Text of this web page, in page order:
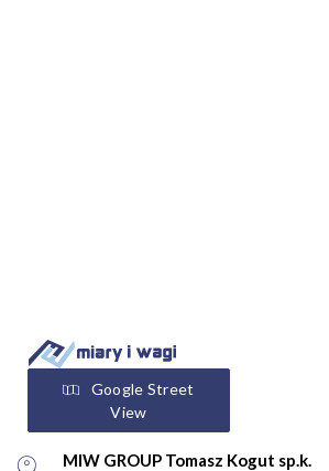
Google Street
View
MIW GROUP Tomasz Kogut sp.k.